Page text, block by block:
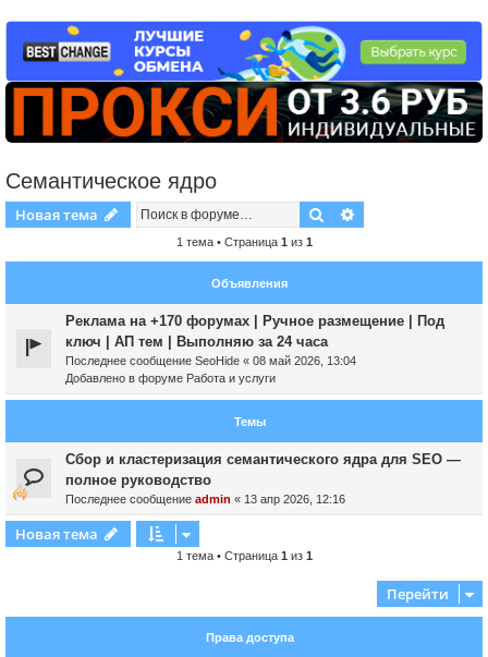
Семантическое ядро
Новая тема Поиск
1 тема • Страница 1 из 1
Объявления
Реклама на +170 форумах | Ручное размещение | Под
ключ | АП тем | Выполняю за 24 часа
Последнее сообщение SeoHide « 08 май 2026, 13:04
Добавлено в форуме Работа и услуги
Темы
Сбор и кластеризация семантического ядра для SEO —
полное руководство
Последнее сообщение admin « 13 апр 2026, 12:16
Новая тема
1 тема • Страница 1 из 1
Перейти
Права доступа